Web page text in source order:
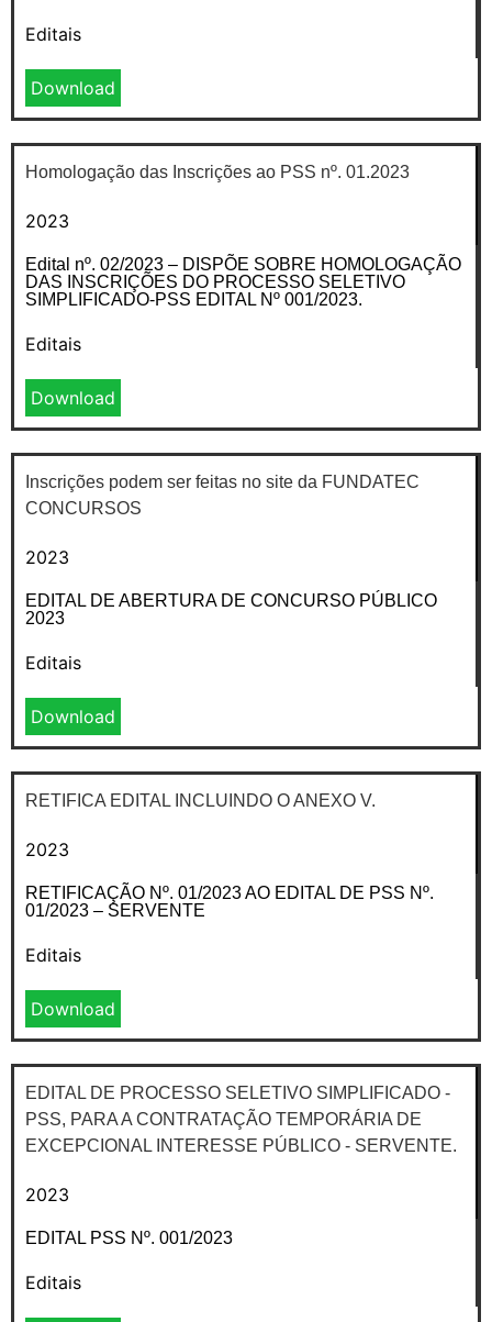
Editais
Download
Homologação das Inscrições ao PSS nº. 01.2023
2023
Edital nº. 02/2023 – DISPÕE SOBRE HOMOLOGAÇÃO
DAS INSCRIÇÕES DO PROCESSO SELETIVO
SIMPLIFICADO-PSS EDITAL Nº 001/2023.
Editais
Download
Inscrições podem ser feitas no site da FUNDATEC
CONCURSOS
2023
EDITAL DE ABERTURA DE CONCURSO PÚBLICO
2023
Editais
Download
RETIFICA EDITAL INCLUINDO O ANEXO V.
2023
RETIFICAÇÃO Nº. 01/2023 AO EDITAL DE PSS Nº.
01/2023 – SERVENTE
Editais
Download
EDITAL DE PROCESSO SELETIVO SIMPLIFICADO -
PSS, PARA A CONTRATAÇÃO TEMPORÁRIA DE
EXCEPCIONAL INTERESSE PÚBLICO - SERVENTE.
2023
EDITAL PSS Nº. 001/2023
Editais